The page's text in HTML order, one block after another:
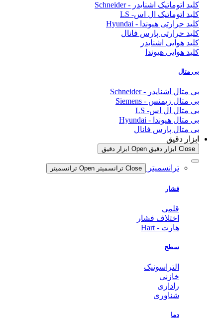
کلید اتوماتیک اشنایدر - Schneider
کلید اتوماتیک ال اس- LS
کلید حرارتی هیوندا - Hyundai
کلید حرارتی پارس فانال
کلید هوایی اشنایدر
کلید هوایی هیوندا
بی متال
بی متال اشنایدر - Schneider
بی متال زیمنس - Siemens
بی متال ال اس- LS
بی متال هیوندا - Hyundai
بی متال پارس فانال
ابزار دقیق
Close ابزار دقیق Open ابزار دقیق
ترانسمیتر Close ترانسمیتر Open ترانسمیتر
فشار
قلمی
اختلاف فشار
هارت - Hart
سطح
التراسونیک
خازنی
راداری
شناوری
دما